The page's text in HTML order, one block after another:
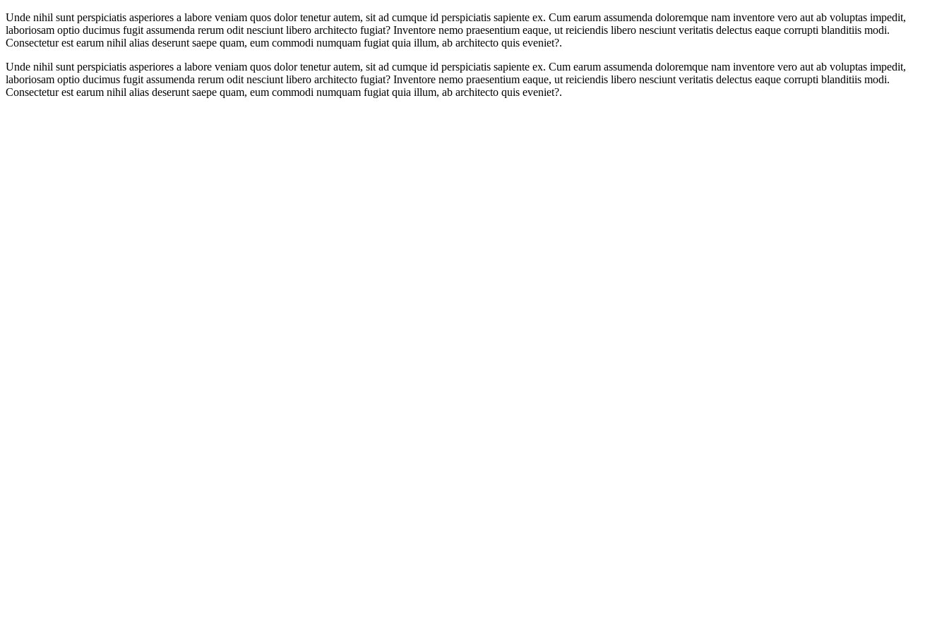
Unde nihil sunt perspiciatis asperiores a labore veniam quos dolor tenetur autem, sit ad cumque id perspiciatis sapiente ex. Cum earum assumenda doloremque nam inventore vero aut ab voluptas impedit,
laboriosam optio ducimus fugit assumenda rerum odit nesciunt libero architecto fugiat? Inventore nemo praesentium eaque, ut reiciendis libero nesciunt veritatis delectus eaque corrupti blanditiis modi.
Consectetur est earum nihil alias deserunt saepe quam, eum commodi numquam fugiat quia illum, ab architecto quis eveniet?.
Unde nihil sunt perspiciatis asperiores a labore veniam quos dolor tenetur autem, sit ad cumque id perspiciatis sapiente ex. Cum earum assumenda doloremque nam inventore vero aut ab voluptas impedit,
laboriosam optio ducimus fugit assumenda rerum odit nesciunt libero architecto fugiat? Inventore nemo praesentium eaque, ut reiciendis libero nesciunt veritatis delectus eaque corrupti blanditiis modi.
Consectetur est earum nihil alias deserunt saepe quam, eum commodi numquam fugiat quia illum, ab architecto quis eveniet?.